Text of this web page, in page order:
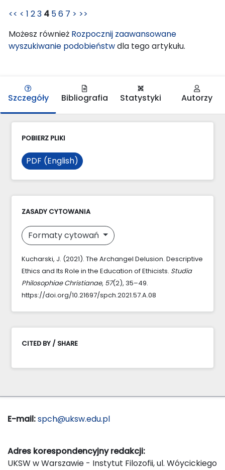
<< < 1 23 4 56 7 > >>
Możesz również Rozpocznij zaawansowane
wyszukiwanie podobieństwdla tego artykułu.
Szczegóły Bibliografia Statystyki Autorzy
POBIERZ PLIKI
PDF (English)
ZASADY CYTOWANIA
Formaty cytowań
Kucharski, J. (2021). The Archangel Delusion. Descriptive
Ethics and Its Role in the Education of Ethicists. Studia
Philosophiae Christianae, 57(2), 35–49.
https://doi.org/10.21697/spch.2021.57.A.08
CITED BY / SHARE
E-mail:spch@uksw.edu.pl
Adres korespondencyjny redakcji:
UKSW w Warszawie - Instytut Filozofii, ul. Wóycickiego